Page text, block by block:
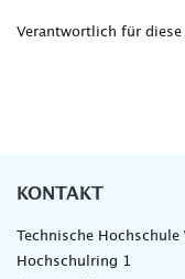
Verantwortlich für diese
KONTAKT
Technische Hochschule
Hochschulring 1